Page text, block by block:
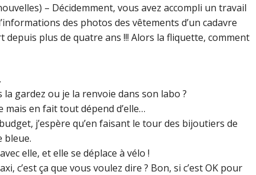
– Décidemment, vous avez accompli un travail
des photos des vêtements d’un cadavre
plus de quatre ans !!! Alors la fliquette, comment
la gardez ou je la renvoie dans son labo ?
mais en fait tout dépend d’elle…
j’espère qu’en faisant le tour des bijoutiers de
bleue.
elle, et elle se déplace à vélo !
c’est ça que vous voulez dire ? Bon, si c’est OK pour